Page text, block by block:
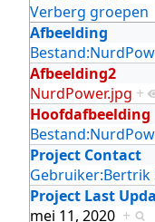
Verberg groepen
Afbeelding
Afbeelding2
NurdPower.jpg +
Hoofdafbeelding
Project Contact
Gebruiker:Bertrik
Project Last
mei 11, 2020 +